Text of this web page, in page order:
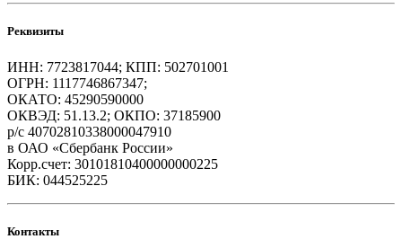
Реквизиты
ИНН: 7723817044; КПП: 502701001
ОГРН: 1117746867347;
ОКАТО: 45290590000
ОКВЭД: 51.13.2; ОКПО: 37185900
р/с 40702810338000047910
в ОАО «Сбербанк России»
Корр.счет: 30101810400000000225
БИК: 044525225
Контакты